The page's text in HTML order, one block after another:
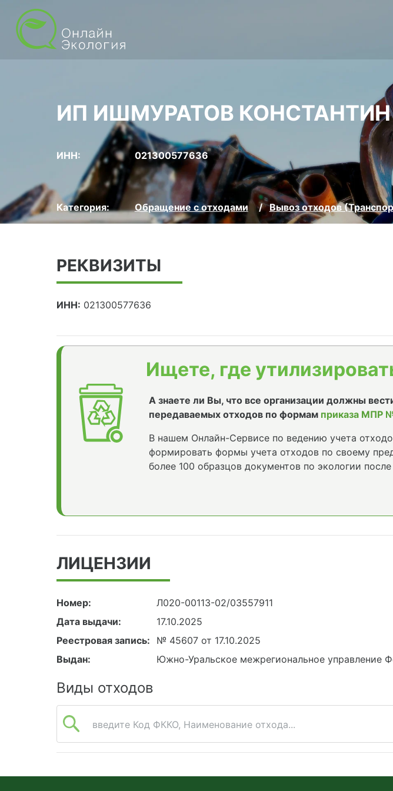
ИП ИШМУРАТОВ
ИНН: 021300577636
Категория: Обращение с отходами Вывоз отходов
РЕКВИЗИТЫ
ИНН: 021300577636
Ищете, где
А знаете ли Вы, что все организации должны
передаваемых отходов по формам приказа МПР
В нашем Онлайн-Сервисе по ведению учета
формировать формы учета отходов по своему
более 100 образцов документов по экологии
ЛИЦЕНЗИИ
Номер:
Л020-00113-02/03557911
Дата выдачи:
17.10.2025
Реестровая запись:
№ 45607 от 17.10.2025
Выдан:
Южно-Уральское межрегиональное управление
Виды отходов
введите Код ФККО, Наименование отхода...